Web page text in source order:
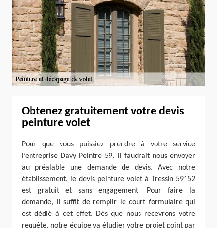
Obtenez gratuitement votre devis
peinture volet
Pour que vous puissiez prendre à votre service
l’entreprise Davy Peintre 59, il faudrait nous envoyer
au préalable une demande de devis. Avec notre
établissement, le devis peinture volet à Tressin 59152
est gratuit et sans engagement. Pour faire la
demande, il suffit de remplir le court formulaire qui
est dédié à cet effet. Dès que nous recevrons votre
requête, notre équipe va étudier votre projet point par